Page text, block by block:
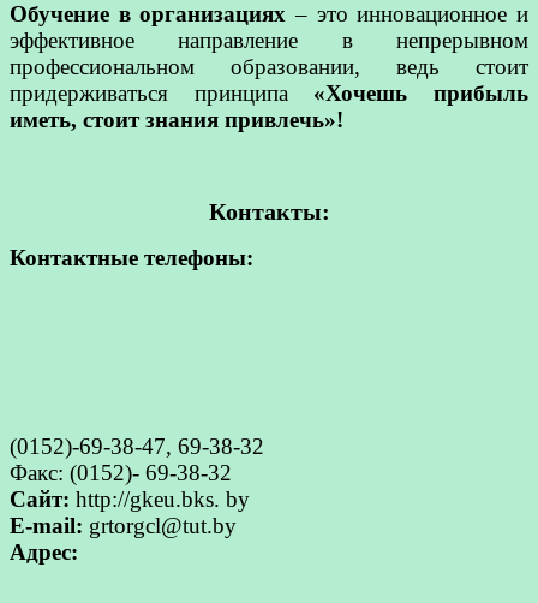
Обучение в организациях – это инновационное и
эффективное направление в непрерывном
профессиональном образовании, ведь стоит
придерживаться принципа «Хочешь прибыль
иметь, стоит знания привлечь»!
Контакты:
Контактные телефоны:
(0152)-69-38-47, 69-38-32
Факс: (0152)- 69-38-32
Сайт: http://gkeu.bks. by
E-mail: grtorgcl@tut.by
Адрес: